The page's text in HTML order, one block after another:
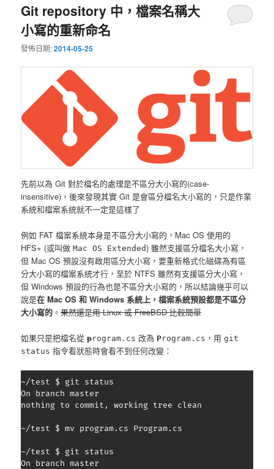
Git repository 中，檔案名稱大
小寫的重新命名
發佈日期:2014-05-25
先前以為 Git 對於檔名的處理是不區分大小寫的(case-
insensitive)，後來發現其實 Git 是會區分檔名大小寫的，只是作業
系統和檔案系統就不一定是這樣了
例如 FAT 檔案系統本身是不區分大小寫的，Mac OS 使用的
HFS+ (或叫做Mac OS Extended) 雖然支援區分檔名大小寫，
但 Mac OS 預設沒有啟用區分大小寫，要重新格式化磁碟為有區
分大小寫的檔案系統才行，至於 NTFS 雖然有支援區分大小寫，
但 Windows 預設的行為也是不區分大小寫的，所以結論幾乎可以
說是在 Mac OS 和 Windows 系統上，檔案系統預設都是不區分
大小寫的 。果然還是用 Linux 或 FreeBSD 比較簡單
如果只是把檔名從program.cs 改為 Program.cs ，用git
status 指令看狀態時會看不到任何改變：
~/test $ git status
On branch master
nothing to commit, working tree clean
~/test $ mv program.cs Program.cs
~/test $ git status
On branch master